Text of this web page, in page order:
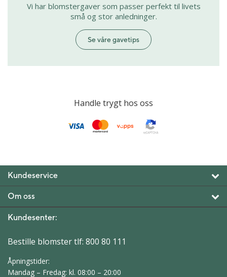
Vi har blomstergaver som passer perfekt til livets
små og stor anledninger.
Se våre gavetips
Handle trygt hos oss
Kundeservice
Om oss
Kundesenter:
Bestille blomster tlf: 800 80 111
Åpningstider:
Mandag – Fredag: kl. 08:00 – 20:00